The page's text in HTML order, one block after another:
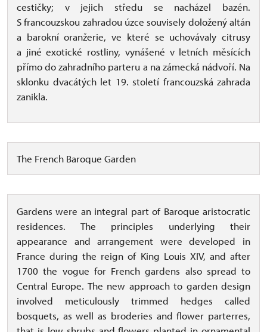
cestičky; v jejich středu se nacházel bazén.
S francouzskou zahradou úzce souvisely doložený altán
a barokní oranžerie, ve které se uchovávaly citrusy
a jiné exotické rostliny, vynášené v letních měsících
přímo do zahradního parteru a na zámecká nádvoří. Na
sklonku dvacátých let 19. století francouzská zahrada
zanikla.
The French Baroque Garden
Gardens were an integral part of Baroque aristocratic
residences. The principles underlying their
appearance and arrangement were developed in
France during the reign of King Louis XIV, and after
1700 the vogue for French gardens also spread to
Central Europe. The new approach to garden design
involved meticulously trimmed hedges called
bosquets, as well as broderies and flower parterres,